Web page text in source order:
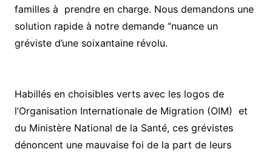
familles à prendre en charge. Nous demandons une
solution rapide à notre demande “nuance un
gréviste d’une soixantaine révolu.
Habillés en choisibles verts avec les logos de
l’Organisation Internationale de Migration (OIM) et
du Ministère National de la Santé, ces grévistes
dénoncent une mauvaise foi de la part de leurs